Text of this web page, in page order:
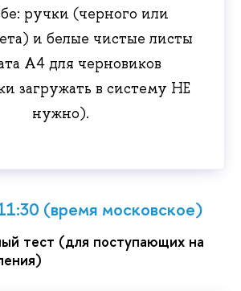
ручки (черного или
и белые чистые листы
А4 для черновиков
загружать в систему НЕ
нужно).
(время московское)
тест (для поступающих на